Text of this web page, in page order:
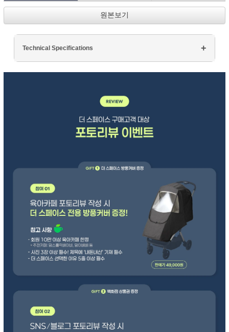
원본보기
Technical Specifications
Display: 15.6" FHD
Graphics: NVIDIA GTX 1660Ti